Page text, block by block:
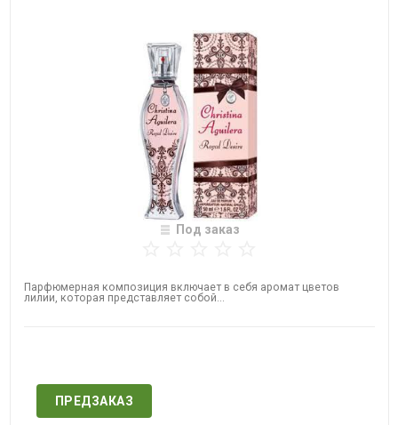
Под заказ
Парфюмерная композиция включает в себя аромат цветов
лилии, которая представляет собой...
ПРЕДЗАКАЗ